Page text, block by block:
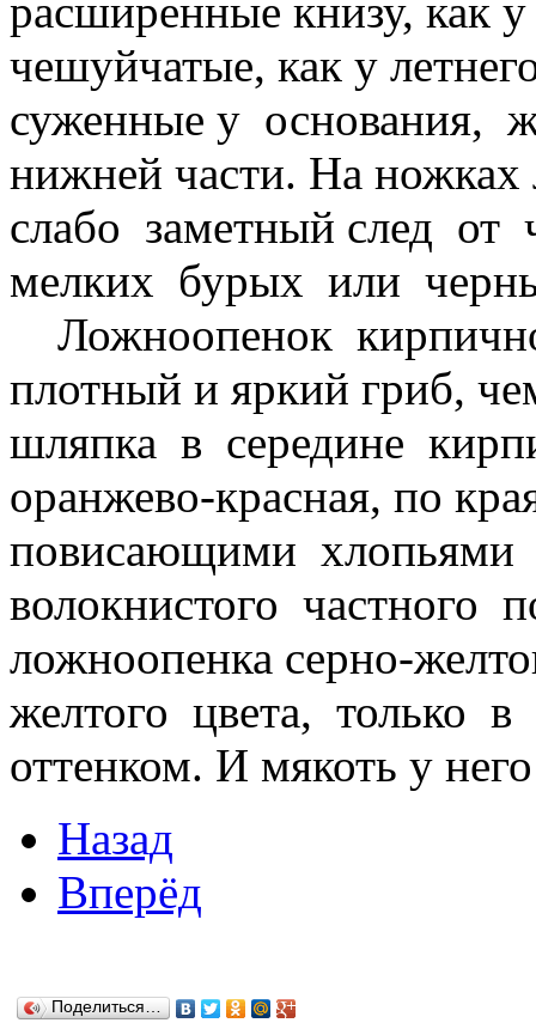
расширенные книзу, как
чешуйчатые, как у
суженные у основания,
нижней части. На
слабо заметный след от
мелких бурых или
Ложноопенок
плотный и яркий гриб,
шляпка в середине
оранжево-красная, по
повисающими хлопьями
волокнистого частного
ложноопенка серно-
желтого цвета, только
оттенком. И мякоть у
Назад
Вперёд
Поделиться…